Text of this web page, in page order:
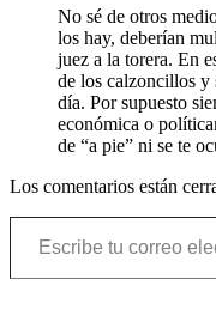
No sé de otros
los hay, deberían
juez a la torera. En
de los calzoncillos y
día. Por supuesto
económica o
de “a pie” ni se te
Los comentarios están
Escribe tu correo electrónico…